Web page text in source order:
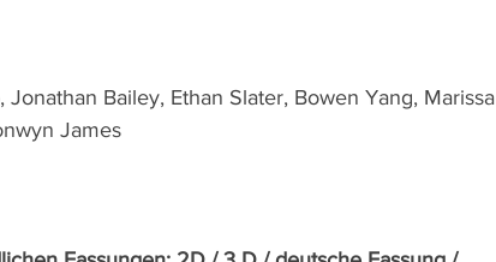
Bailey, Ethan Slater, Bowen Yang, Marissa
James